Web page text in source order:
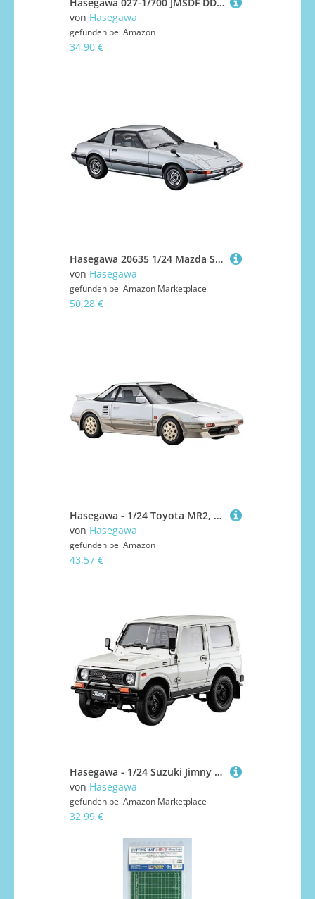
von Hasegawa
gefunden bei Amazon
34,90 €
Hasegawa 20635 1/24 Mazda Savanna RX-7 SA 22C, 1980 Modellbausatz, Mehrfarbig
von Hasegawa
gefunden bei Amazon Marketplace
50,28 €
Hasegawa - 1/24 Toyota MR2, AW11, Späte Ausführung, Super Edition - Plastikmodellbausatz
von Hasegawa
gefunden bei Amazon
43,57 €
Hasegawa - 1/24 Suzuki Jimny mit Ramschutz - Plastikmodellbausatz
von Hasegawa
gefunden bei Amazon Marketplace
32,99 €